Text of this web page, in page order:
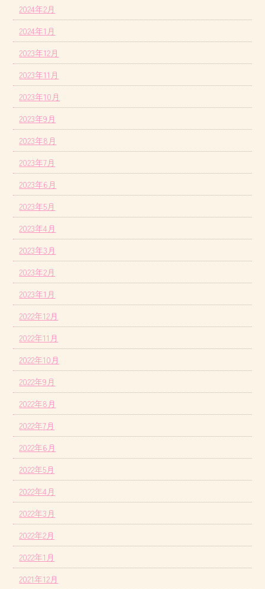
2024年2月
2024年1月
2023年12月
2023年11月
2023年10月
2023年9月
2023年8月
2023年7月
2023年6月
2023年5月
2023年4月
2023年3月
2023年2月
2023年1月
2022年12月
2022年11月
2022年10月
2022年9月
2022年8月
2022年7月
2022年6月
2022年5月
2022年4月
2022年3月
2022年2月
2022年1月
2021年12月